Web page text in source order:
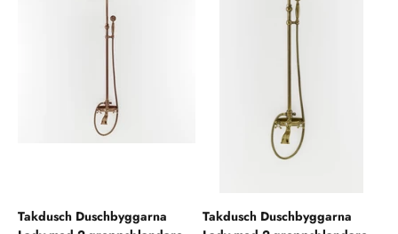
Takdusch Duschbyggarna
Takdusch Duschbyggarna